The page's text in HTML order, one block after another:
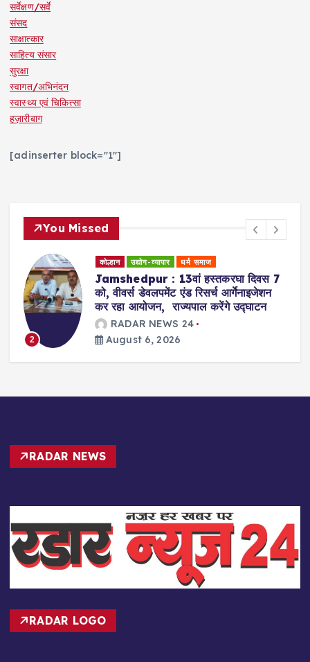
सर्वेक्षण/सर्वे
संसद
साक्षात्कार
साहित्य संसार
सुरक्षा
स्वागत/अभिनंदन
स्वास्थ्य एवं चिकित्सा
हज़ारीबाग
[adinserter block="1"]
You Missed
कोल्हान शिक्षा जगत साक्षात्कार
Jamshedpur : ग्रेजुएट महाविद्यालय में
कानूनी जागरुकता शिविर का आयोजन, डालसा
सचिव ने की शिरकत, कानून से रू व रू हुईं
छात्राएं
RADAR NEWS 24
RADAR NEWS
RADAR LOGO